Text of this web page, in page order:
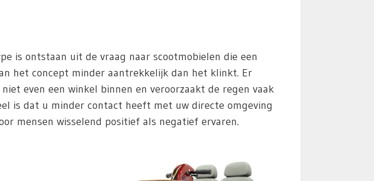
is ontstaan uit de vraag naar scootmobielen die een
het concept minder aantrekkelijk dan het klinkt. Er
even een winkel binnen en veroorzaakt de regen vaak
is dat u minder contact heeft met uw directe omgeving
mensen wisselend positief als negatief ervaren.